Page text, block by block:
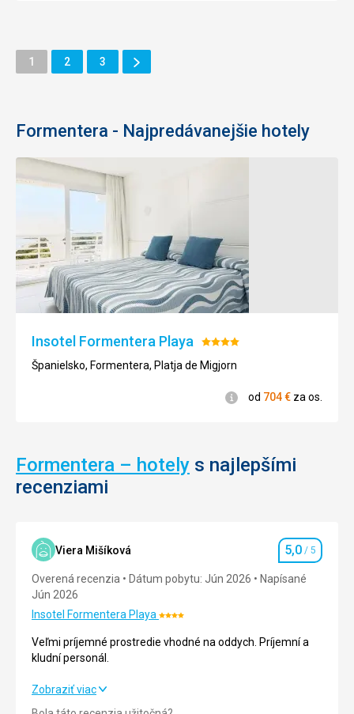
Stránka
1 Stránka
2 Stránka
3
Ďalšie
Stránka
Formentera - Najpredávanejšie hotely
Insotel Formentera Playa Hodnotenie:
4/5
Španielsko, Formentera, Platja de Migjorn
Informácie
od 704€ za os.
Formentera – hotely s najlepšími
recenziami
Viera Mišíková Hodnotenie
5,0 / 5
Overená recenzia Dátum pobytu: Jún 2026
Napísané
Jún 2026
Insotel Formentera PlayaHodnotenie:
4/5
Veľmi príjemné prostredie vhodné na oddych. Príjemní a
kludní personál.
Veľmi príjemné prostredie vhodné na oddych. Príjemní a
Zobraziť viac